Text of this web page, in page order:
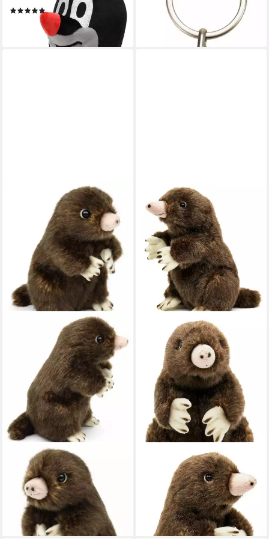
(1)
lieferbar - in 3-4 Werktagen bei dir
10,65 €
lieferbar - in 3-4 Werktagen bei dir
UNI-TOYS
Kuscheltier Maulwurf - 14 cm
(Höhe) - Plüschtier, zu 100 %
recyceltes Füllmaterial
16,95 €
lieferbar - in 4-5 Werktagen bei dir
Kuscheltier Maulwurf - 19 cm
(Höhe) - Plüsch, Plüschtier, zu
100 % recyceltes Füllmaterial
19,95 €
lieferbar - in 4-5 Werktagen bei dir